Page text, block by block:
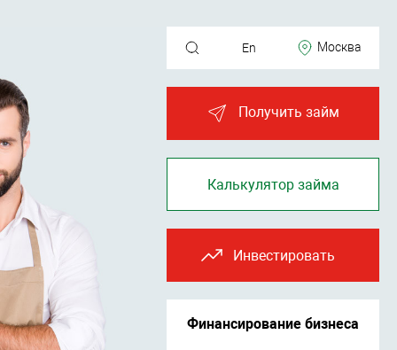
En Москва
Получить займ
Калькулятор займа
Инвестировать
Финансирование бизнеса